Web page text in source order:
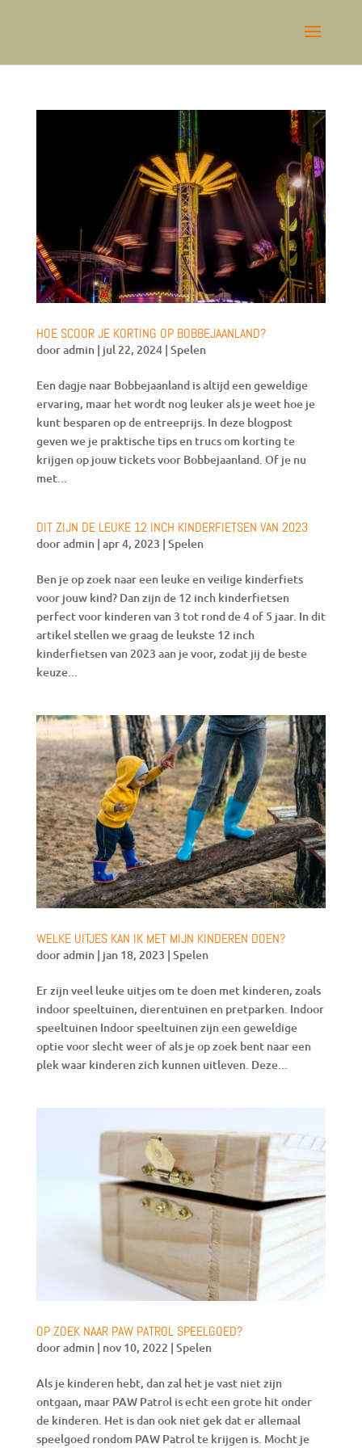
HOE SCOOR JE KORTING OP BOBBEJAANLAND?
dooradmin| jul 22, 2024| Spelen
Een dagje naar Bobbejaanland is altijd een geweldige
ervaring, maar het wordt nog leuker als je weet hoe je
kunt besparen op de entreeprijs. In deze blogpost
geven we je praktische tips en trucs om korting te
krijgen op jouw tickets voor Bobbejaanland. Of je nu
met...
DIT ZIJN DE LEUKE 12 INCH KINDERFIETSEN VAN 2023
dooradmin| apr 4, 2023 | Spelen
Ben je op zoek naar een leuke en veilige kinderfiets
voor jouw kind? Dan zijn de 12 inch kinderfietsen
perfect voor kinderen van 3 tot rond de 4 of 5 jaar. In dit
artikel stellen we graag de leukste 12 inch
kinderfietsen van 2023 aan je voor, zodat jij de beste
keuze...
WELKE UITJES KAN IK MET MIJN KINDEREN DOEN?
dooradmin| jan 18, 2023 | Spelen
Er zijn veel leuke uitjes om te doen met kinderen, zoals
indoor speeltuinen, dierentuinen en pretparken. Indoor
speeltuinen Indoor speeltuinen zijn een geweldige
optie voor slecht weer of als je op zoek bent naar een
plek waar kinderen zich kunnen uitleven. Deze...
OP ZOEK NAAR PAW PATROL SPEELGOED?
dooradmin| nov 10, 2022 | Spelen
Als je kinderen hebt, dan zal het je vast niet zijn
ontgaan, maar PAW Patrol is echt een grote hit onder
de kinderen. Het is dan ook niet gek dat er allemaal
speelgoed rondom PAW Patrol te krijgen is. Mocht je